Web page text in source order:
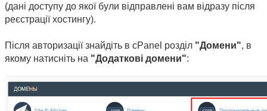
(дані доступу до якої були відправлені вам відразу після
реєстрації хостингу).
Після авторизації знайдіть в cPanel розділ "Домени", в
якому натисніть на "Додаткові домени":